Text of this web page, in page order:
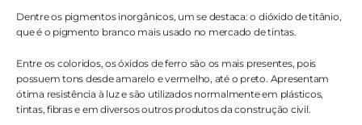
Dentre os pigmentos inorgânicos, um se destaca: o dióxido de titânio,
que é o pigmento branco mais usado no mercado de tintas.
Entre os coloridos, os óxidos de ferro são os mais presentes, pois
possuem tons desde amarelo e vermelho, até o preto. Apresentam
ótima resistência à luz e são utilizados normalmente em plásticos,
tintas, fibras e em diversos outros produtos da construção civil.